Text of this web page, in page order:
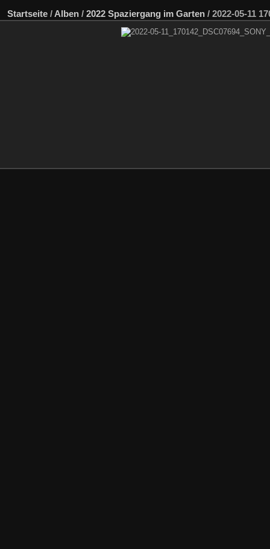
Startseite / Alben / 2022 Spaziergang im Garten / 2022-05-11